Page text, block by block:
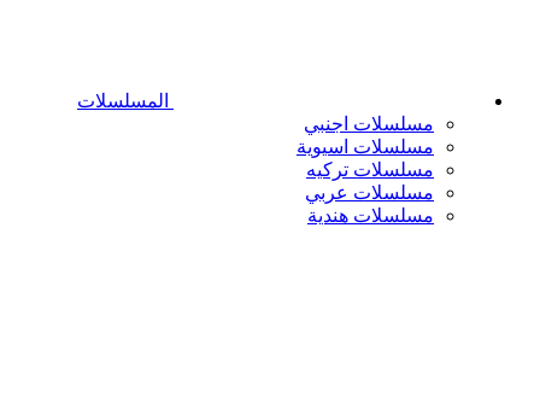
المسلسلات
مسلسلات اجنبي
مسلسلات اسيوية
مسلسلات تركيه
مسلسلات عربي
مسلسلات هندية